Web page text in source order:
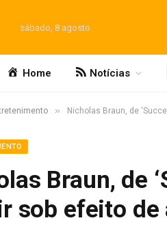
sábado, 8 agosto
Home Notícias
» Nicholas Braun, de
Braun, de
sob efeito de